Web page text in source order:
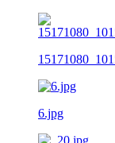
6.jpg